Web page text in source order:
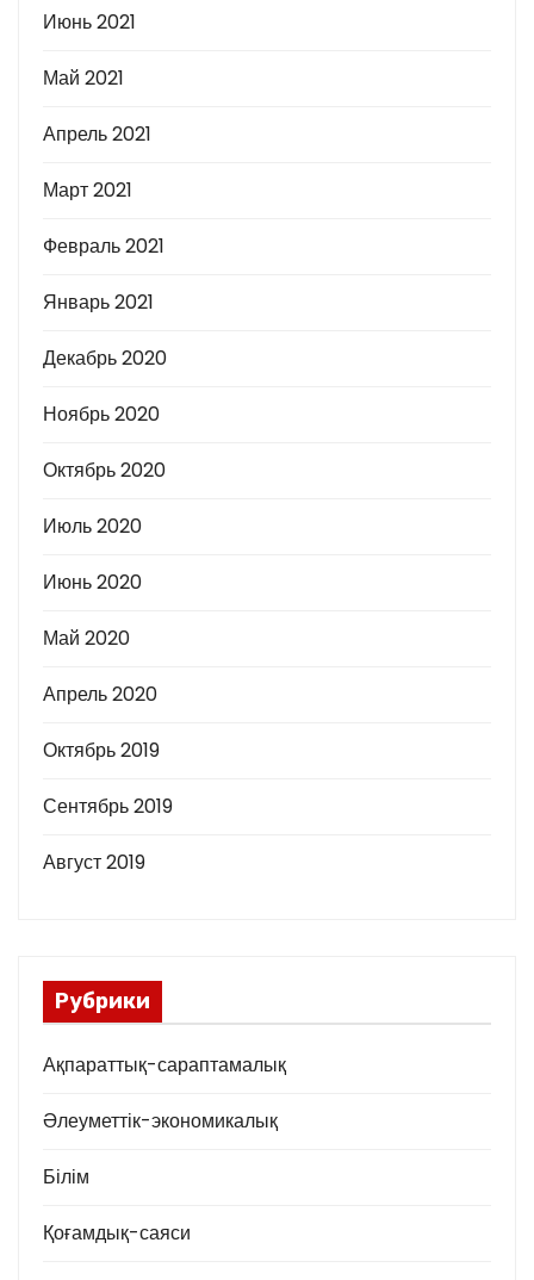
Июнь 2021
Май 2021
Апрель 2021
Март 2021
Февраль 2021
Январь 2021
Декабрь 2020
Ноябрь 2020
Октябрь 2020
Июль 2020
Июнь 2020
Май 2020
Апрель 2020
Октябрь 2019
Сентябрь 2019
Август 2019
Рубрики
Ақпараттық-сараптамалық
Әлеуметтік-экономикалық
Білім
Қоғамдық-саяси